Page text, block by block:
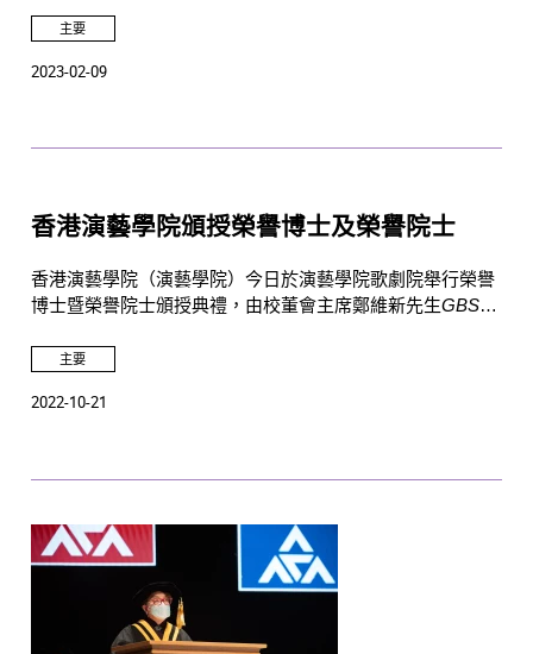
主要
2023-02-09
香港演藝學院頒授榮譽博士及榮譽院士
香港演藝學院（演藝學院）今日於演藝學院歌劇院舉行榮譽
博士暨榮譽院士頒授典禮，由校董會主席鄭維新先生GBS
以表彰他們在文化發展和表演藝術方面的成就及對演藝學院
士對演藝學院的鼎力支持。
主要
2022-10-21